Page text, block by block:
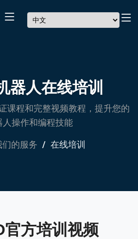
器人在线培训
课程和完整视频教程，提升您的
人操作和编程技能
的服务 在线培训
官方培训视频